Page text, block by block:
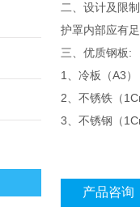
二、设计及限制
护罩内部应有
三、优质钢板:
1、冷板（A3
2、不锈铁（
3、不锈钢（
产品咨询